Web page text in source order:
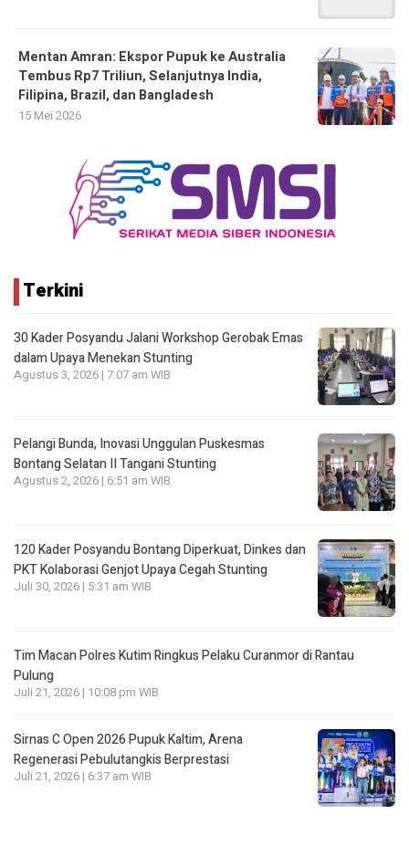
Mentan Amran: Ekspor Pupuk ke Australia
Tembus Rp7 Triliun, Selanjutnya India,
Filipina, Brazil, dan Bangladesh
15 Mei 2026
Terkini
30 Kader Posyandu Jalani Workshop Gerobak Emas
dalam Upaya Menekan Stunting
Agustus 3, 2026 | 7:07 am WIB
Pelangi Bunda, Inovasi Unggulan Puskesmas
Bontang Selatan II Tangani Stunting
Agustus 2, 2026 | 6:51 am WIB
120 Kader Posyandu Bontang Diperkuat, Dinkes dan
PKT Kolaborasi Genjot Upaya Cegah Stunting
Juli 30, 2026 | 5:31 am WIB
Tim Macan Polres Kutim Ringkus Pelaku Curanmor di Rantau
Pulung
Juli 21, 2026 | 10:08 pm WIB
Sirnas C Open 2026 Pupuk Kaltim, Arena
Regenerasi Pebulutangkis Berprestasi
Juli 21, 2026 | 6:37 am WIB